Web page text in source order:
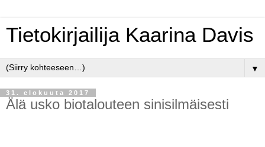
Tietokirjailija Kaarina Davis
▼
31. elokuuta 2017
Älä usko biotalouteen sinisilmäisesti